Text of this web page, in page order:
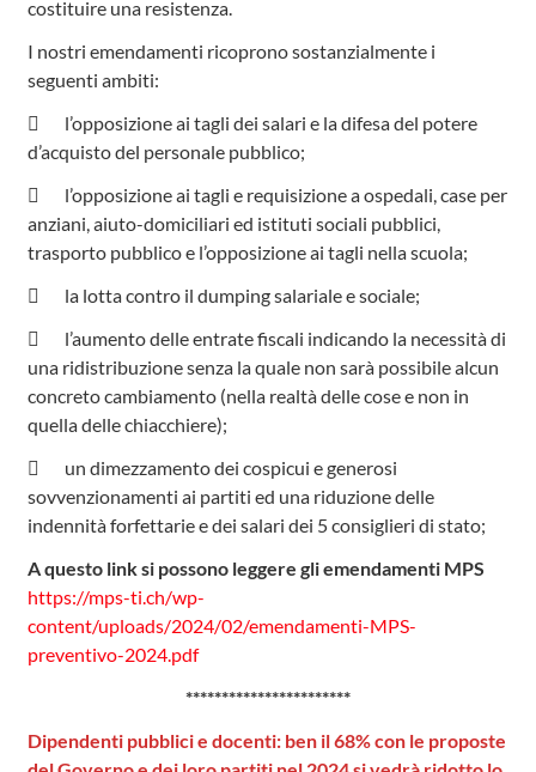
costituire una resistenza.
I nostri emendamenti ricoprono sostanzialmente i
seguenti ambiti:
 l’opposizione ai tagli dei salari e la difesa del potere
d’acquisto del personale pubblico;
 l’opposizione ai tagli e requisizione a ospedali, case per
anziani, aiuto-domiciliari ed istituti sociali pubblici,
trasporto pubblico e l’opposizione ai tagli nella scuola;
 la lotta contro il dumping salariale e sociale;
 l’aumento delle entrate fiscali indicando la necessità di
una ridistribuzione senza la quale non sarà possibile alcun
concreto cambiamento (nella realtà delle cose e non in
quella delle chiacchiere);
 un dimezzamento dei cospicui e generosi
sovvenzionamenti ai partiti ed una riduzione delle
indennità forfettarie e dei salari dei 5 consiglieri di stato;
A questo link si possono leggere gli emendamenti MPS
https://mps-ti.ch/wp-
content/uploads/2024/02/emendamenti-MPS-
preventivo-2024.pdf
***********************
Dipendenti pubblici e docenti: ben il 68% con le proposte